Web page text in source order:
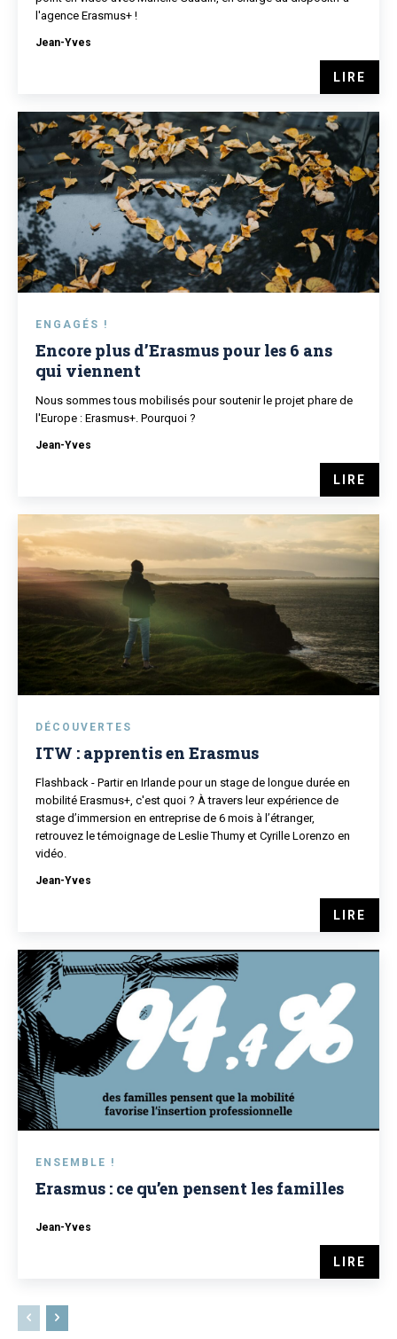
l'agence Erasmus+ !
Jean-Yves
LIRE
ENGAGÉS !
Encore plus d’Erasmus pour les 6 ans
qui viennent
Nous sommes tous mobilisés pour soutenir le projet phare de
l'Europe : Erasmus+. Pourquoi ?
Jean-Yves
LIRE
DÉCOUVERTES
ITW : apprentis en Erasmus
Flashback - Partir en Irlande pour un stage de longue durée en
mobilité Erasmus+, c'est quoi ? À travers leur expérience de
stage d’immersion en entreprise de 6 mois à l’étranger,
retrouvez le témoignage de Leslie Thumy et Cyrille Lorenzo en
vidéo.
Jean-Yves
LIRE
ENSEMBLE !
Erasmus : ce qu’en pensent les familles
Jean-Yves
LIRE